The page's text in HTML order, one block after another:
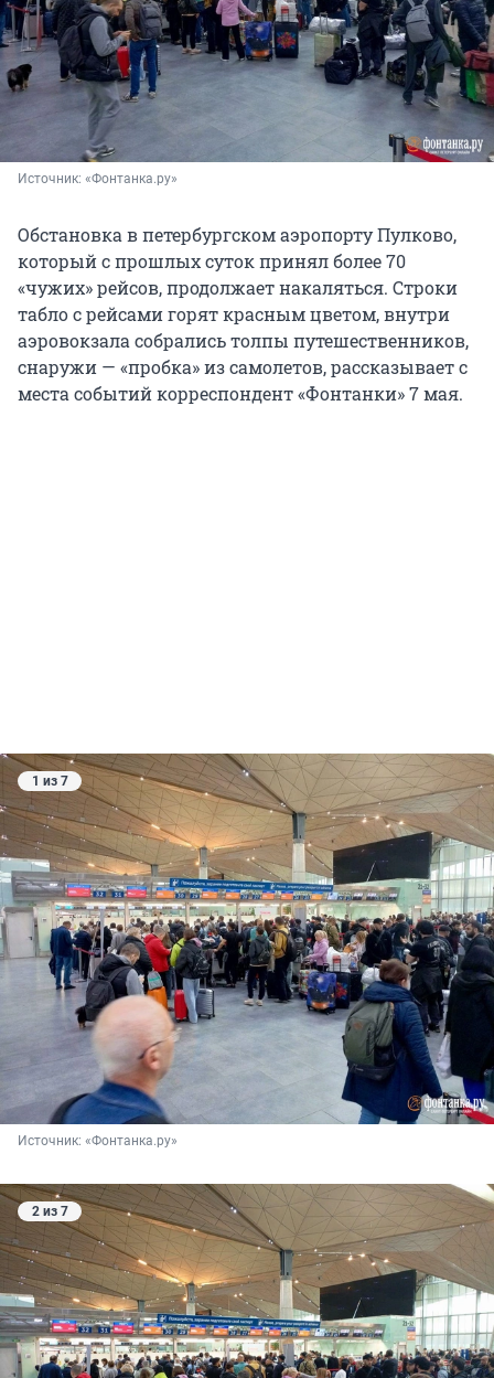
Источник: «Фонтанка.ру»
Обстановка в петербургском аэропорту Пулково,
который с прошлых суток принял более 70
«чужих» рейсов, продолжает накаляться. Строки
табло с рейсами горят красным цветом, внутри
аэровокзала собрались толпы путешественников,
снаружи — «пробка» из самолетов, рассказывает с
места событий корреспондент «Фонтанки» 7 мая.
1 из 7
Источник: «Фонтанка.ру»
2 из 7